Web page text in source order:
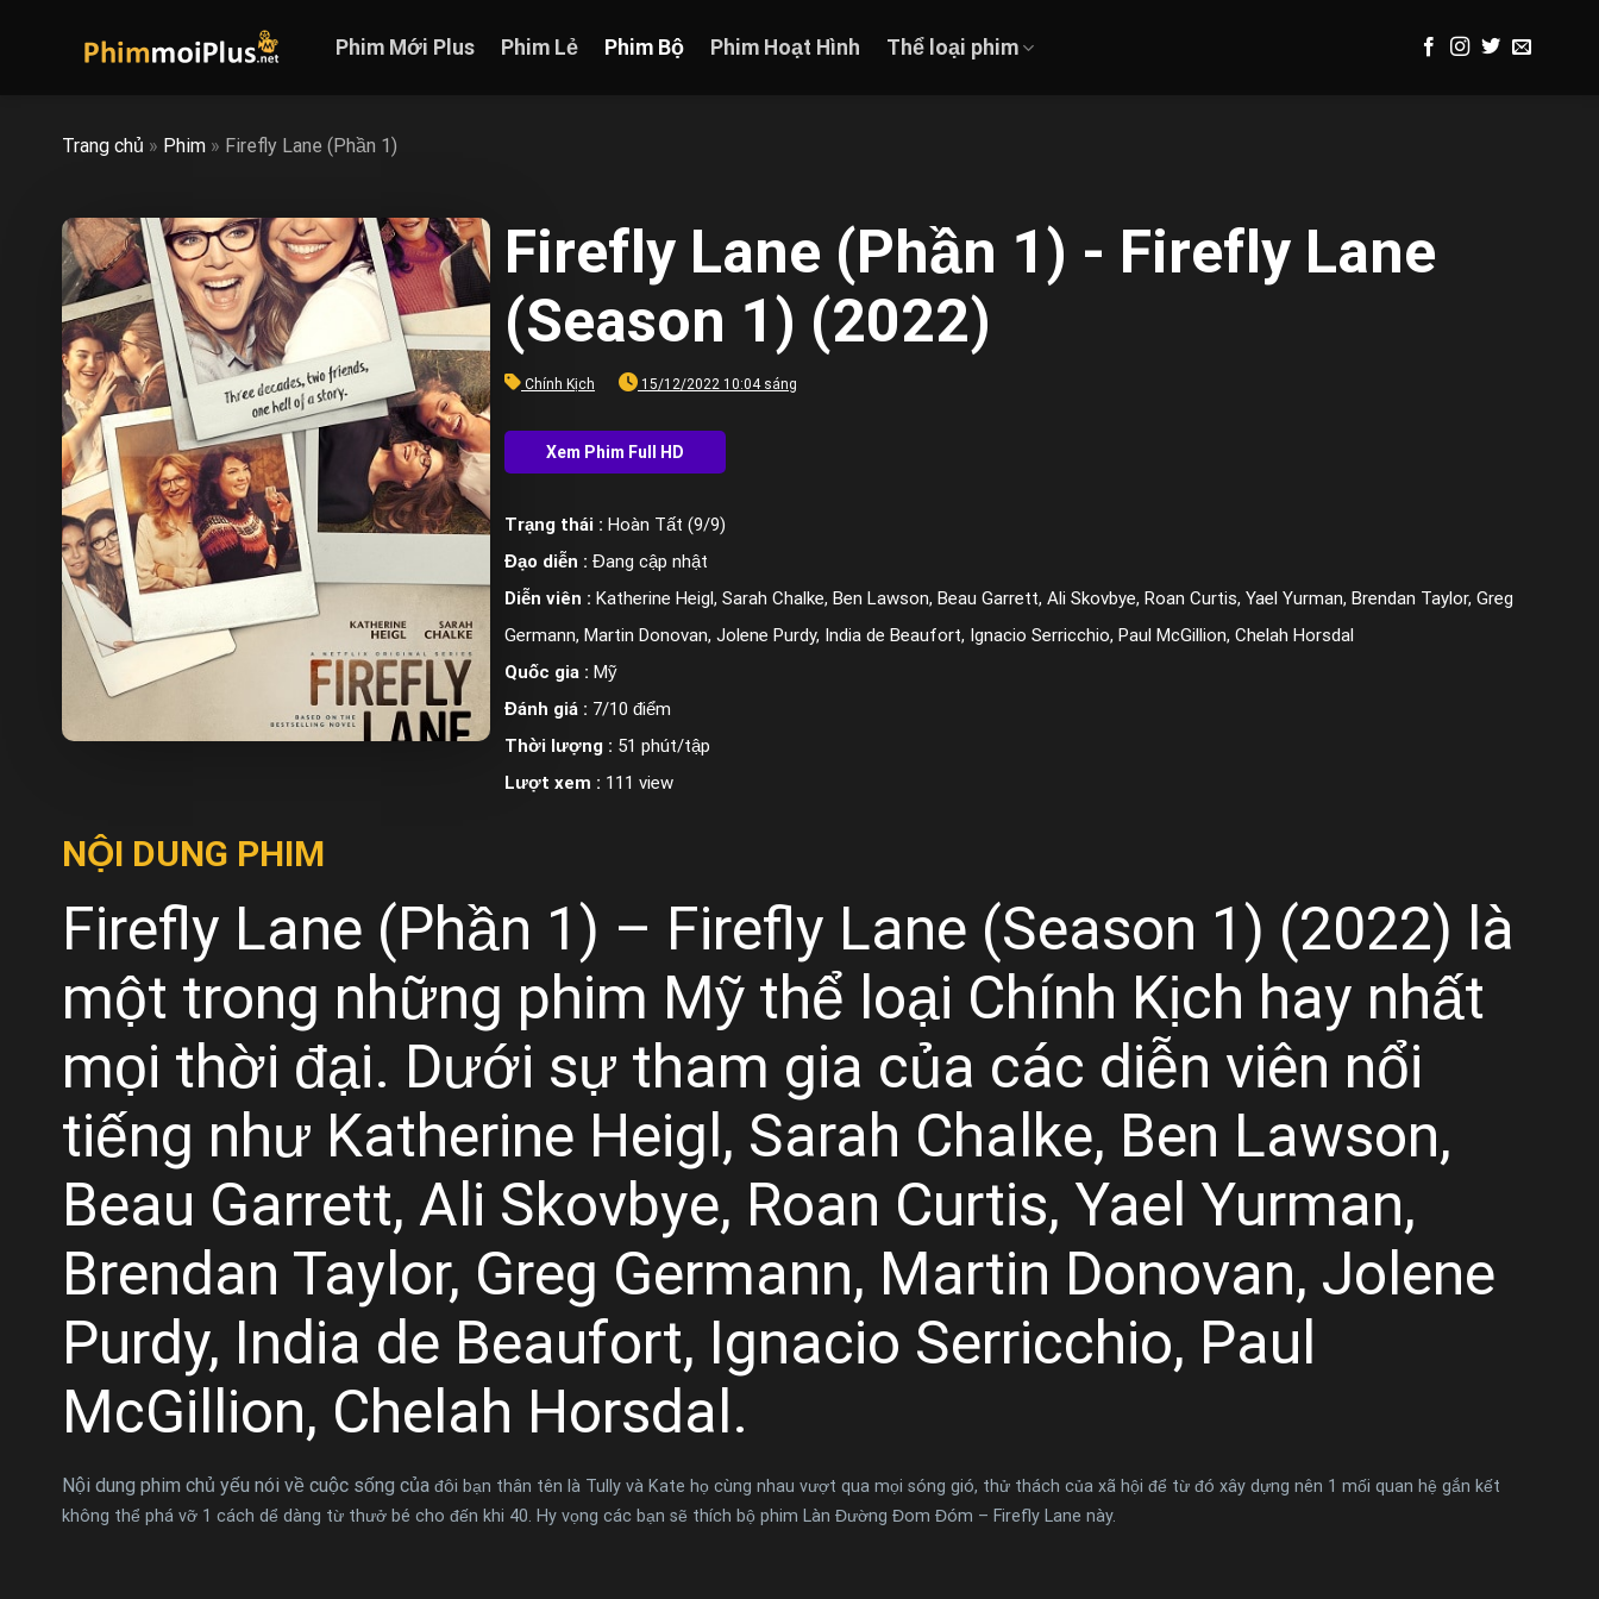
Phim Mới Plus Phim Lẻ Phim Bộ Phim Hoạt Hình Thể loại phim
Trang chủ » Phim » Firefly Lane (Phần 1)
Firefly Lane (Phần 1) - Firefly Lane
(Season 1) (2022)
Chính Kịch 15/12/2022 10:04 sáng
Trạng thái : Hoàn Tất (9/9)
Đạo diễn : Đang cập nhật
Diễn viên : Katherine Heigl, Sarah Chalke, Ben Lawson, Beau Garrett, Ali Skovbye, Roan Curtis, Yael Yurman, Brendan Taylor, Greg
Germann, Martin Donovan, Jolene Purdy, India de Beaufort, Ignacio Serricchio, Paul McGillion, Chelah Horsdal
Quốc gia : Mỹ
Đánh giá : 7/10 điểm
Thời lượng : 51 phút/tập
Lượt xem : 111 view
NỘI DUNG PHIM
Firefly Lane (Phần 1) – Firefly Lane (Season 1) (2022) là
một trong những phim Mỹ thể loại Chính Kịch hay nhất
mọi thời đại. Dưới sự tham gia của các diễn viên nổi
tiếng như Katherine Heigl, Sarah Chalke, Ben Lawson,
Beau Garrett, Ali Skovbye, Roan Curtis, Yael Yurman,
Brendan Taylor, Greg Germann, Martin Donovan, Jolene
Purdy, India de Beaufort, Ignacio Serricchio, Paul
McGillion, Chelah Horsdal.
Nội dung phim chủ yếu nói về cuộc sống của đôi bạn thân tên là Tully và Kate họ cùng nhau vượt qua mọi sóng gió, thử thách của xã hội để từ đó xây dựng nên 1 mối quan hệ gắn kết
không thể phá vỡ 1 cách dể dàng từ thưở bé cho đến khi 40. Hy vọng các bạn sẽ thích bộ phim Làn Đường Đom Đóm – Firefly Lane này.